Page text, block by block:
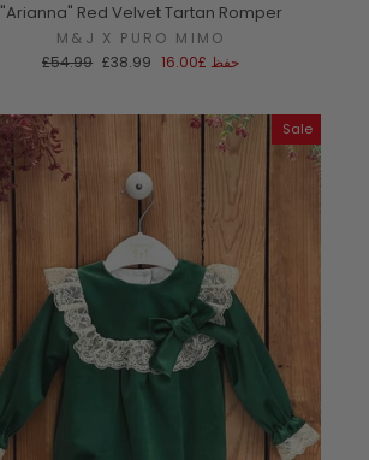
"Arianna" Red Velvet Tartan Romper
M&J X PURO MIMO
السعر
£54.99 سعر
£38.99 حفظ £16.00
Sale